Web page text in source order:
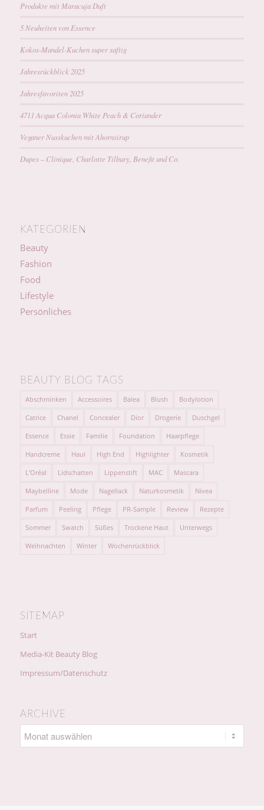
Produkte mit Maracuja Duft
5 Neuheiten von Essence
Kokos-Mandel-Kuchen super saftig
Jahresrückblick 2025
Jahresfavoriten 2025
4711 Acqua Colonia White Peach & Coriander
Veganer Nusskuchen mit Ahornsirup
Dupes – Clinique, Charlotte Tilbury, Benefit und Co.
KATEGORIEN
Beauty
Fashion
Food
Lifestyle
Persönliches
BEAUTY BLOG TAGS
Abschminken Accessoires Balea Blush Bodylotion
Catrice Chanel Concealer Dior Drogerie Duschgel
Essence Essie Familie Foundation Haarpflege
Handcreme Haul High End Highlighter Kosmetik
L'Oréal Lidschatten Lippenstift MAC Mascara
Maybelline Mode Nagellack Naturkosmetik Nivea
Parfum Peeling Pflege PR-Sample Review Rezepte
Sommer Swatch Süßes Trockene Haut Unterwegs
Weihnachten Winter Wochenrückblick
SITEMAP
Start
Media-Kit Beauty Blog
Impressum/Datenschutz
ARCHIVE